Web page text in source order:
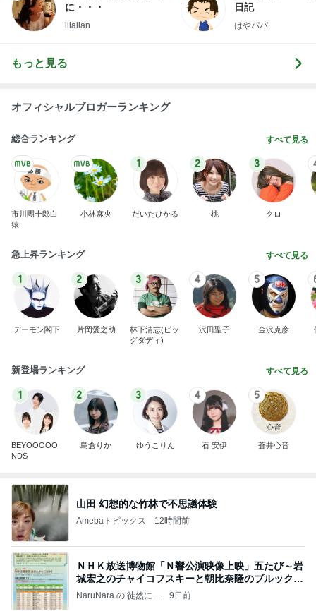
に・・・
illallan
日記
はやパパ
もっと見る
オフィシャルブロガーランキング
総合ランキング すべて見る
市川團十郎白
猿
小林麻央
1
だいたひかる
2
桃
3
クロ
急上昇ランキング すべて見る
1
デーモン閣下
2
片岡愛之助
3
林下清志(ビッ
グダディ)
4
沢田聖子
5
金沢克彦
新登場ランキング すべて見る
1
BEYOOOOO
NDS
2
島倉りか
3
ゆうこりん
4
石 安伊
5
蒼井心音
山田 幻想的な竹林で不思議体験
Amebaトピックス 12時間前
ＮＨＫ放送博物館「Ｎ響公演映像上映」五たび～岩
城宏之のチャイコフスキーと朝比奈隆のブルックナ
ー
NaruNara の 徒然に… 9日前